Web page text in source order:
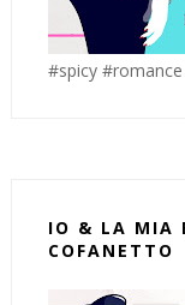
#spicy
IO & LA MIA
COFANETTO